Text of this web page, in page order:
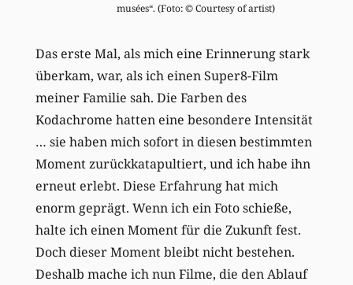
musées“. (Foto: © Courtesy of artist)
Das erste Mal, als mich eine Erinnerung stark
überkam, war, als ich einen Super8-Film
meiner Familie sah. Die Farben des
Kodachrome hatten eine besondere Intensität
… sie haben mich sofort in diesen bestimmten
Moment zurückkatapultiert, und ich habe ihn
erneut erlebt. Diese Erfahrung hat mich
enorm geprägt. Wenn ich ein Foto schieße,
halte ich einen Moment für die Zukunft fest.
Doch dieser Moment bleibt nicht bestehen.
Deshalb mache ich nun Filme, die den Ablauf